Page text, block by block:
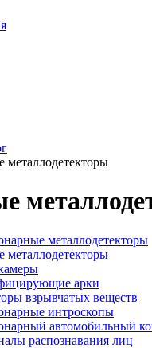
металлодетекторы
металлодетекторы
металлодетекторы
арки
взрывчатых веществ
интроскопы
автомобильный
распознавания лиц